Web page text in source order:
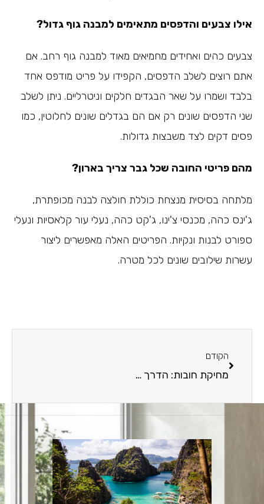
אילו צבעים והדפסים מתאימים למבנה גוף גדול?
צבעים כהים ואחידים מחמיאים מאוד למבנה גוף רחב. אם
אתם רוצים לשלב הדפסים, הקפידו על פריט מודפס אחד
בלבד ושמרו על שאר הבגדים חלקים וניטרליים. ניתן לשלב
שני הדפסים שונים רק אם הם בגדלים שונים לחלוטין, כמו
פסים דקים לצד משבצות גדולות.
מהם פריטי החובה שכל גבר צריך בארון?
מלתחה בסיסית מנצחת כוללת חולצה לבנה מכופתרת,
ג'ינס כהה, מכנסי צ'ינו, ג'קט כהה, נעלי עור קלאסיות ונעלי
ספורט לבנות ונקיות. הפריטים האלה מאפשרים ליצור
עשרות שילובים שונים לכל מטרה.
הקודם
מחיקת חובות: הדרך החוקית לפתוח דף חדש בחיים